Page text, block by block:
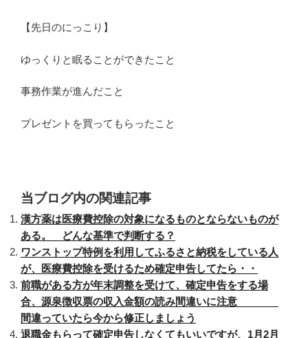
【先日のにっこり】
ゆっくりと眠ることができたこと
事務作業が進んだこと
プレゼントを買ってもらったこと
当ブログ内の関連記事
漢方薬は医療費控除の対象になるものとならないものが
ある。 どんな基準で判断する？
ワンストップ特例を利用してふるさと納税をしている人
が、医療費控除を受けるため確定申告してたら・・
前職がある方が年末調整を受けて、確定申告をする場
合、源泉徴収票の収入金額の読み間違いに注意
間違っていたら今から修正しましょう
退職金もらって確定申告しなくてもいいですが、1月2月